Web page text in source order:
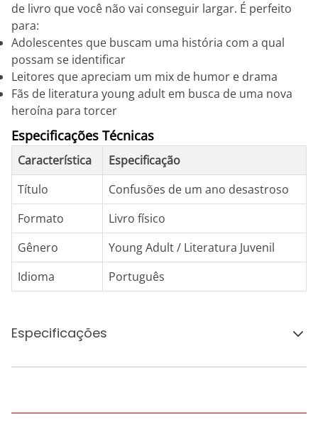
de livro que você não vai conseguir largar. É perfeito
para:
Adolescentes que buscam uma história com a qual
possam se identificar
Leitores que apreciam um mix de humor e drama
Fãs de literatura young adult em busca de uma nova
heroína para torcer
Especificações Técnicas
Característica
Especificação
Título
Confusões de um ano desastroso
Formato
Livro físico
Gênero
Young Adult / Literatura Juvenil
Idioma
Português
Especificações